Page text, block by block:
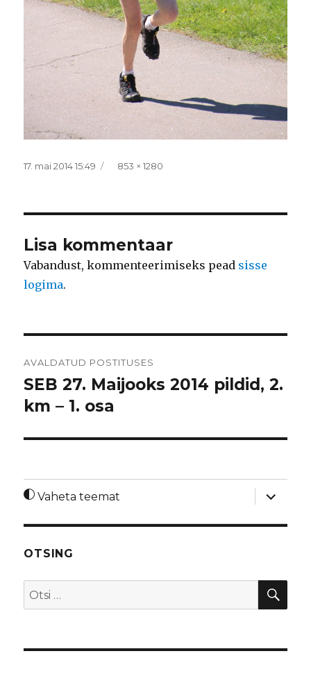
Postitatud
17. mai 2014 15:49 Täissuurus
853 × 1280
Lisa kommentaar
Vabandust, kommenteerimiseks pead sisse
logima.
AVALDATUD POSTITUSES
SEB 27. Maijooks 2014 pildid, 2.
km – 1. osa
Vaheta teemat
laienda
OTSING
Otsi: